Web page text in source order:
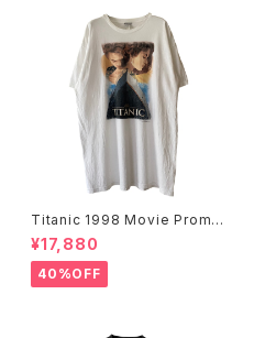
Titanic 1998 Movie Promo
Tee White
¥17,880
40%OFF